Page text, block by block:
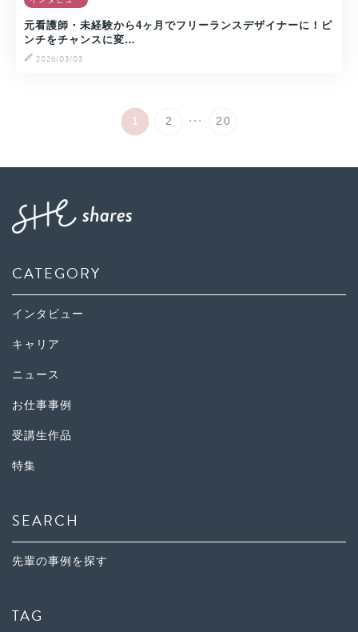
元看護師・未経験から4ヶ月でフリーランスデザイナーに！ピ
ンチをチャンスに変…
2026/03/03
1 2 ... 20
CATEGORY
インタビュー
キャリア
ニュース
お仕事事例
受講生作品
特集
SEARCH
先輩の事例を探す
TAG